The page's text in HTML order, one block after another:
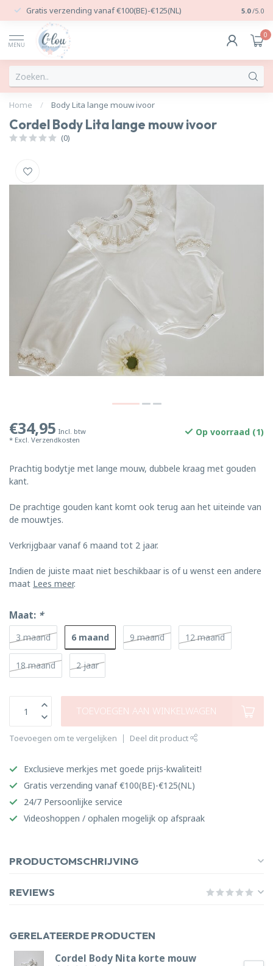
Gratis verzending vanaf €100(BE)-€125(NL) 24/7
5.0 /5.0
MENU
0
Home / Body Lita lange mouw ivoor
Cordel Body Lita lange mouw ivoor
(0)
€34,95 Incl. btw
* Excl. Verzendkosten
Op voorraad (1)
Prachtig bodytje met lange mouw, dubbele kraag met gouden
kant.
De prachtige gouden kant komt ook terug aan het uiteinde van
de mouwtjes.
Verkrijgbaar vanaf 6 maand tot 2 jaar.
Indien de juiste maat niet beschikbaar is of u wenst een andere
maat Lees meer.
Maat: *
3 maand 6 maand 9 maand 12 maand
18 maand 2 jaar
TOEVOEGEN AAN WINKELWAGEN
Toevoegen om te vergelijken Deel dit product
Exclusieve merkjes met goede prijs-kwaliteit!
Gratis verzending vanaf €100(BE)-€125(NL)
24/7 Persoonlijke service
Videoshoppen / ophalen mogelijk op afspraak
PRODUCTOMSCHRIJVING
REVIEWS
GERELATEERDE PRODUCTEN
Cordel Body Nita korte mouw